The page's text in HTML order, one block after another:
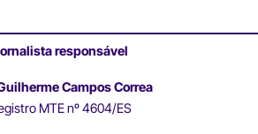
responsável
Campos Correa
MTE nº 4604/ES